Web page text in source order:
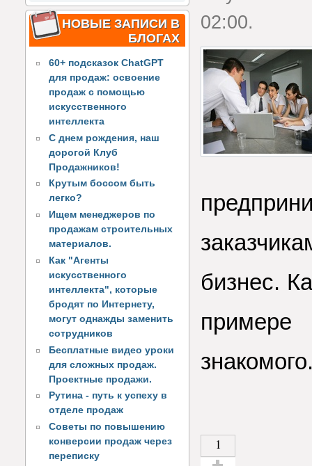
НОВЫЕ ЗАПИСИ В
БЛОГАХ
60+ подсказок ChatGPT
для продаж: освоение
продаж с помощью
искусственного
интеллекта
С днем рождения, наш
дорогой Клуб
Продажников!
Крутым боссом быть
легко?
Ищем менеджеров по
продажам строительных
материалов.
Как "Агенты
искусственного
интеллекта", которые
бродят по Интернету,
могут однажды заменить
сотрудников
Бесплатные видео уроки
для сложных продаж.
Проектные продажи.
Рутина - путь к успеху в
отделе продаж
Советы по повышению
конверсии продаж через
переписку
02:00.
бизнес.
1